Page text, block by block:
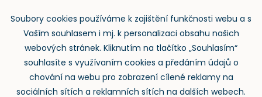
Zpětný odběr
Soubory cookies používáme k zajištění funkčnosti webu a s
Vaším souhlasem i mj. k personalizaci obsahu našich
webových stránek. Kliknutím na tlačítko „Souhlasím“
souhlasíte s využívaním cookies a předáním údajů o
chování na webu pro zobrazení cílené reklamy na
sociálních sítích a reklamních sítích na dalších webech.